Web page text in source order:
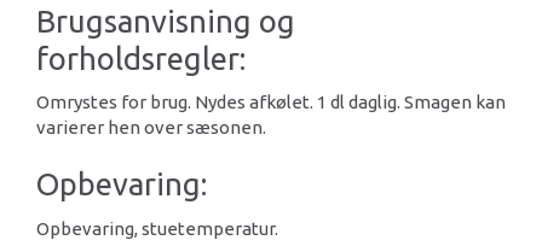
Brugsanvisning og
forholdsregler:
Omrystes for brug. Nydes afkølet. 1 dl daglig. Smagen kan
varierer hen over sæsonen.
Opbevaring:
Opbevaring, stuetemperatur.